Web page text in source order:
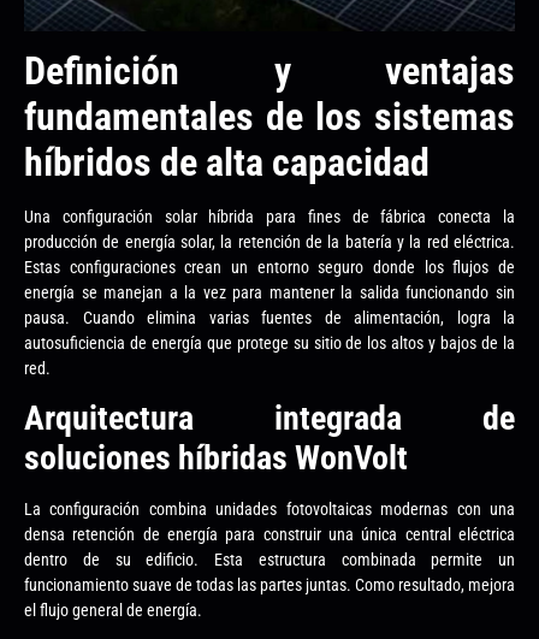
Definición y ventajas
fundamentales de los sistemas
híbridos de alta capacidad
Una configuración solar híbrida para fines de fábrica conecta la
producción de energía solar, la retención de la batería y la red eléctrica.
Estas configuraciones crean un entorno seguro donde los flujos de
energía se manejan a la vez para mantener la salida funcionando sin
pausa. Cuando elimina varias fuentes de alimentación, logra la
autosuficiencia de energía que protege su sitio de los altos y bajos de la
red.
Arquitectura integrada de
soluciones híbridas WonVolt
La configuración combina unidades fotovoltaicas modernas con una
densa retención de energía para construir una única central eléctrica
dentro de su edificio. Esta estructura combinada permite un
funcionamiento suave de todas las partes juntas. Como resultado, mejora
el flujo general de energía.